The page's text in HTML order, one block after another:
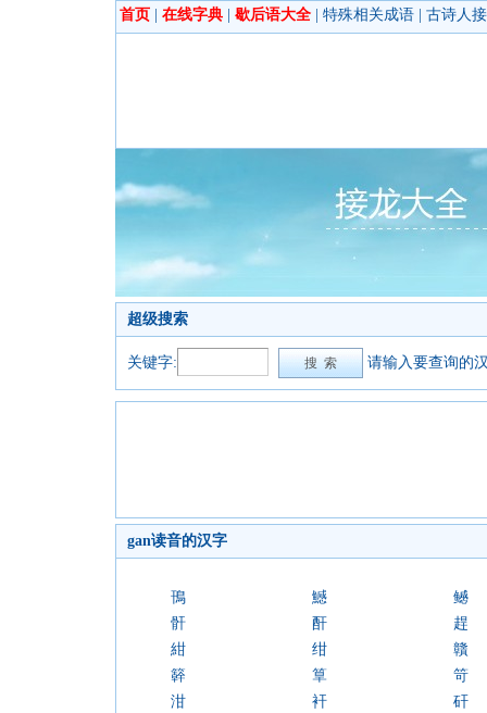
首页 在线字典 歇后语大全 特殊相关成语 古诗人
超级搜索
关键字: 请输入要查询的
gan读音的汉字
鳱 鱤
鳡
骭
酐
趕
紺
绀
贛
簳
筸
笴
泔
衦
矸